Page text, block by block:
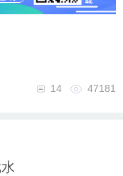
47181
14